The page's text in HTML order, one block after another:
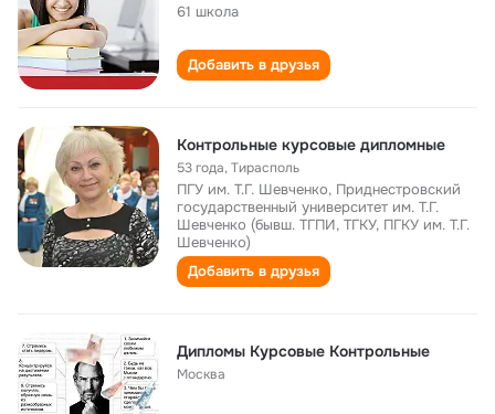
61 школа
Добавить в друзья
Контрольные курсовые дипломные
53 года,Тирасполь
ПГУ им. Т.Г. Шевченко, Приднестровский
государственный университет им. Т.Г.
Шевченко (бывш. ТГПИ, ТГКУ, ПГКУ им. Т.Г.
Шевченко)
Добавить в друзья
Дипломы Курсовые Контрольные
Москва